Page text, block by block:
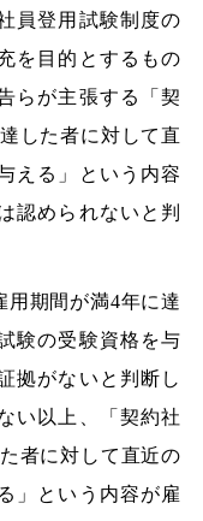
員登用試験制度の
を目的とするもの
らが主張する「契
した者に対して直
える」という内容
認められないと判
用期間が満4年に達
験の受験資格を与
拠がないと判断し
い以上、「契約社
者に対して直近の
」という内容が雇